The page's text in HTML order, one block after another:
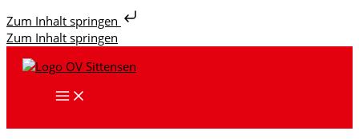
Zum Inhalt springen
Zum Inhalt springen